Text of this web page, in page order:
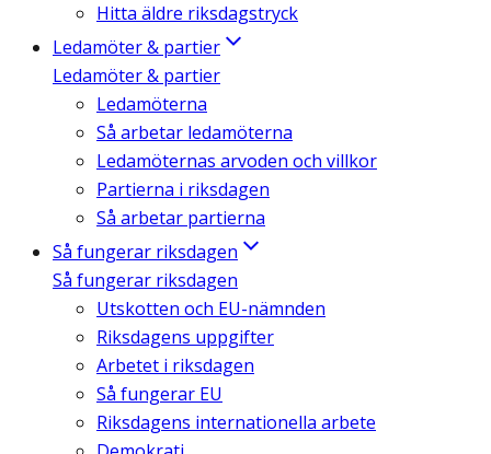
Hitta äldre riksdagstryck
Ledamöter & partier
Ledamöter & partier
Ledamöterna
Så arbetar ledamöterna
Ledamöternas arvoden och villkor
Partierna i riksdagen
Så arbetar partierna
Så fungerar riksdagen
Så fungerar riksdagen
Utskotten och EU-nämnden
Riksdagens uppgifter
Arbetet i riksdagen
Så fungerar EU
Riksdagens internationella arbete